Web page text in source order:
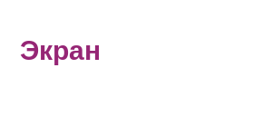
Экран